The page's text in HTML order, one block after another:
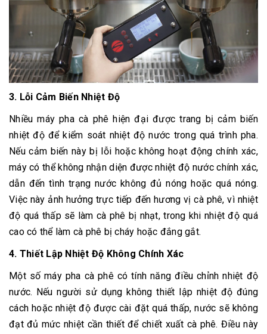
3. Lỗi Cảm Biến Nhiệt Độ
Nhiều máy pha cà phê hiện đại được trang bị cảm biến
nhiệt độ để kiểm soát nhiệt độ nước trong quá trình pha.
Nếu cảm biến này bị lỗi hoặc không hoạt động chính xác,
máy có thể không nhận diện được nhiệt độ nước chính xác,
dẫn đến tình trạng nước không đủ nóng hoặc quá nóng.
Việc này ảnh hưởng trực tiếp đến hương vị cà phê, vì nhiệt
độ quá thấp sẽ làm cà phê bị nhạt, trong khi nhiệt độ quá
cao có thể làm cà phê bị cháy hoặc đắng gắt.
4. Thiết Lập Nhiệt Độ Không Chính Xác
Một số máy pha cà phê có tính năng điều chỉnh nhiệt độ
nước. Nếu người sử dụng không thiết lập nhiệt độ đúng
cách hoặc nhiệt độ được cài đặt quá thấp, nước sẽ không
đạt đủ mức nhiệt cần thiết để chiết xuất cà phê. Điều này